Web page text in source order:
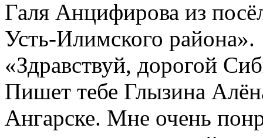
Галя Анцифирова из
Усть-Илимского района».
«Здравствуй, дорогой
Пишет тебе Глызина
Ангарске. Мне очень